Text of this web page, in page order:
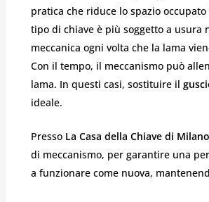
pratica che riduce lo spazio
tipo di chiave è più soggetto a usura
meccanica ogni volta che la lama
Con il tempo, il meccanismo può
lama. In questi casi, sostituire il
ideale.
Presso La Casa della Chiave di Milano
di meccanismo, per garantire una
a funzionare come nuova,